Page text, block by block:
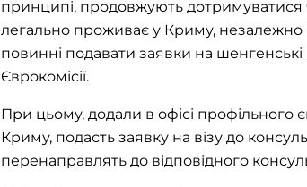
принципі, продовжують дотримуватися
легально проживає у Криму, незалежно
повинні подавати заявки на шенгенські
Єврокомісії.
При цьому, додали в офісі профільного
Криму, подасть заявку на візу до
перенаправлять до відповідного